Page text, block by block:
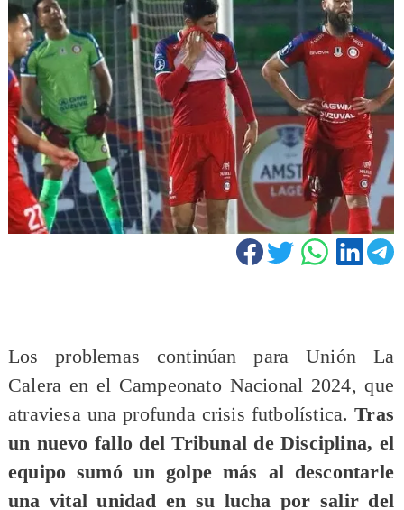
Los problemas continúan para Unión La
Calera en el Campeonato Nacional 2024, que
atraviesa una profunda crisis futbolística. Tras
un nuevo fallo del Tribunal de Disciplina, el
equipo sumó un golpe más al descontarle
una vital unidad en su lucha por salir del